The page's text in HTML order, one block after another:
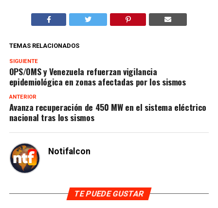
TEMAS RELACIONADOS
SIGUIENTE
OPS/OMS y Venezuela refuerzan vigilancia
epidemiológica en zonas afectadas por los sismos
ANTERIOR
Avanza recuperación de 450 MW en el sistema eléctrico
nacional tras los sismos
Notifalcon
TE PUEDE GUSTAR